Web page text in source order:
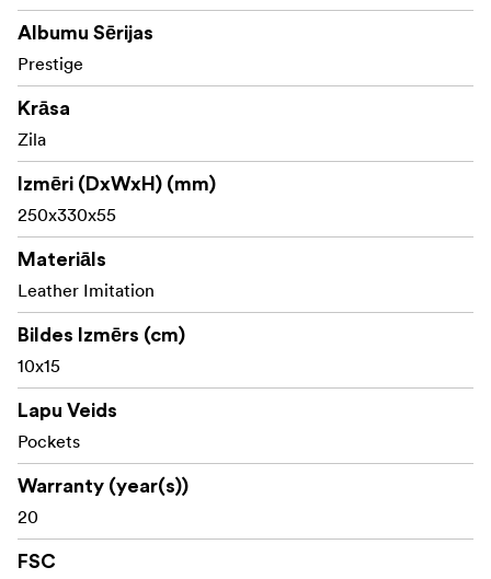
Albumu Sērijas
Prestige
Krāsa
Zila
Izmēri (DxWxH) (mm)
250x330x55
Materiāls
Leather Imitation
Bildes Izmērs (cm)
10x15
Lapu Veids
Pockets
Warranty (year(s))
20
FSC